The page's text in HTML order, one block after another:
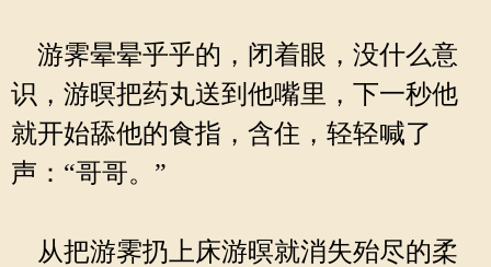
游霁晕晕乎乎的，闭着眼，没什么意
识，游暝把药丸送到他嘴里，下一秒他
就开始舔他的食指，含住，轻轻喊了
声：“哥哥。”
从把游霁扔上床游暝就消失殆尽的柔